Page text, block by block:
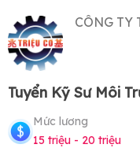
CÔNG TY
Tuyển Kỹ Sư Môi
Mức lương
15 triệu - 20 triệu